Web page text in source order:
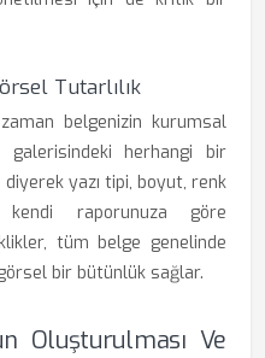
Tutarlılık
belgenizin kurumsal
galerisindeki herhangi bir
diyerek yazı tipi, boyut, renk
raporunuza göre
tüm belge genelinde
bir bütünlük sağlar.
Oluşturulması Ve